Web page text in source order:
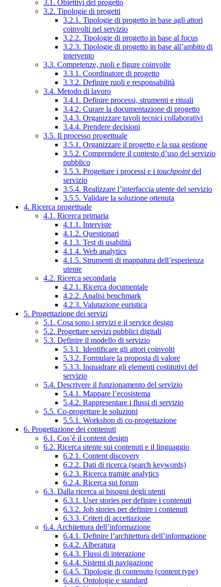
3.1. Obiettivi del progetto
3.2. Tipologie di progetti
3.2.1. Tipologie di progetto in base agli attori
coinvolti nel servizio
3.2.2. Tipologie di progetto in base al focus
3.2.3. Tipologie di progetto in base all’ambito di
intervento
3.3. Competenze, ruoli e figure coinvolte
3.3.1. Coordinatore di progetto
3.3.2. Definire ruoli e responsabilità
3.4. Metodo di lavoro
3.4.1. Definire processi, strumenti e rituali
3.4.2. Curare la documentazione di progetto
3.4.3. Organizzare tavoli tecnici collaborativi
3.4.4. Prendere decisioni
3.5. Il processo progettuale
3.5.1. Organizzare il progetto e la sua gestione
3.5.2. Comprendere il contesto d’uso del servizio
pubblico
3.5.3. Progettare i processi e i touchpointdel
servizio
3.5.4. Realizzare l’interfaccia utente del servizio
3.5.5. Validare la soluzione ottenuta
4. Ricerca progettuale
4.1. Ricerca primaria
4.1.1. Interviste
4.1.2. Questionari
4.1.3. Test di usabilità
4.1.4. Web analytics
4.1.5. Strumenti di mappatura dell’esperienza
utente
4.2. Ricerca secondaria
4.2.1. Ricerca documentale
4.2.2. Analisi benchmark
4.2.3. Valutazione euristica
5. Progettazione dei servizi
5.1. Cosa sono i servizi e il service design
5.2. Progettare servizi pubblici digitali
5.3. Definire il modello di servizio
5.3.1. Identificare gli attori coinvolti
5.3.2. Formulare la proposta di valore
5.3.3. Inquadrare gli elementi costitutivi del
servizio
5.4. Descrivere il funzionamento del servizio
5.4.1. Mappare l’ecosistema
5.4.2. Rappresentare i flussi di servizio
5.5. Co-progettare le soluzioni
5.5.1. Workshop di co-progettazione
6. Progettazione dei contenuti
6.1. Cos’è il content design
6.2. Ricerca utente sui contenuti e il linguaggio
6.2.1. Content discovery
6.2.2. Dati di ricerca (search keywords)
6.2.3. Ricerca tramite analytics
6.2.4. Ricerca sui forum
6.3. Dalla ricerca ai bisogni degli utenti
6.3.1. User stories per definire i contenuti
6.3.2. Job stories per definire i contenuti
6.3.3. Criteri di accettazione
6.4. Architettura dell’informazione
6.4.1. Definire l’architettura dell’informazione
6.4.2. Alberatura
6.4.3. Flussi di interazione
6.4.4. Sistemi di navigazione
6.4.5. Tipologie di contenuto (content type)
6.4.6. Ontologie e standard